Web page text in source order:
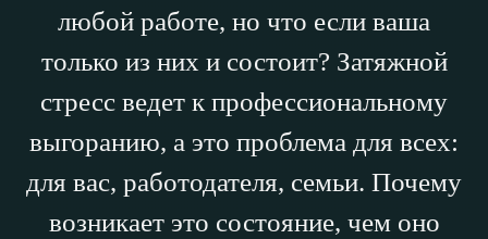
любой работе, но что если ваша
только из них и состоит? Затяжной
стресс ведет к профессиональному
выгоранию, а это проблема для всех:
для вас, работодателя, семьи. Почему
возникает это состояние, чем оно